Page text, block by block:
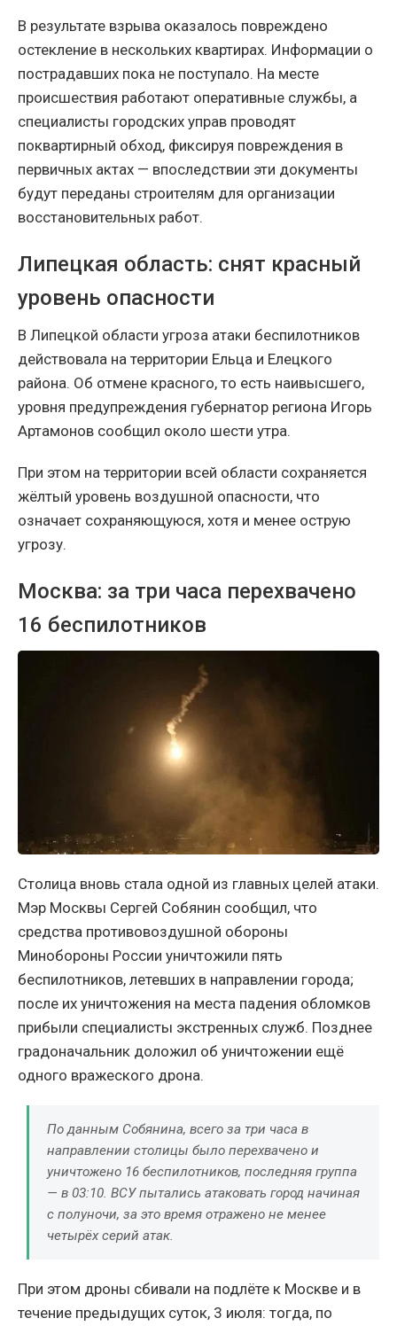
В результате взрыва оказалось повреждено
остекление в нескольких квартирах. Информации о
пострадавших пока не поступало. На месте
происшествия работают оперативные службы, а
специалисты городских управ проводят
поквартирный обход, фиксируя повреждения в
первичных актах — впоследствии эти документы
будут переданы строителям для организации
восстановительных работ.
Липецкая область: снят красный
уровень опасности
В Липецкой области угроза атаки беспилотников
действовала на территории Ельца и Елецкого
района. Об отмене красного, то есть наивысшего,
уровня предупреждения губернатор региона Игорь
Артамонов сообщил около шести утра.
При этом на территории всей области сохраняется
жёлтый уровень воздушной опасности, что
означает сохраняющуюся, хотя и менее острую
угрозу.
Москва: за три часа перехвачено
16 беспилотников
Столица вновь стала одной из главных целей атаки.
Мэр Москвы Сергей Собянин сообщил, что
средства противовоздушной обороны
Минобороны России уничтожили пять
беспилотников, летевших в направлении города;
после их уничтожения на места падения обломков
прибыли специалисты экстренных служб. Позднее
градоначальник доложил об уничтожении ещё
одного вражеского дрона.
По данным Собянина, всего за три часа в
направлении столицы было перехвачено и
уничтожено 16 беспилотников, последняя группа
— в 03:10. ВСУ пытались атаковать город начиная
с полуночи, за это время отражено не менее
четырёх серий атак.
При этом дроны сбивали на подлёте к Москве и в
течение предыдущих суток, 3 июля: тогда, по